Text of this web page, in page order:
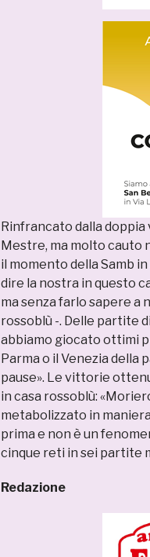
Rinfrancato dalla
Mestre, ma molto cauto
il momento della Samb
dire la nostra in questo
ma senza farlo sapere
rossoblù -. Delle partite
abbiamo giocato ottimi
Parma o il Venezia della
pause». Le vittorie
in casa rossoblù:
metabolizzato in
prima e non è un
cinque reti in sei partite
Redazione